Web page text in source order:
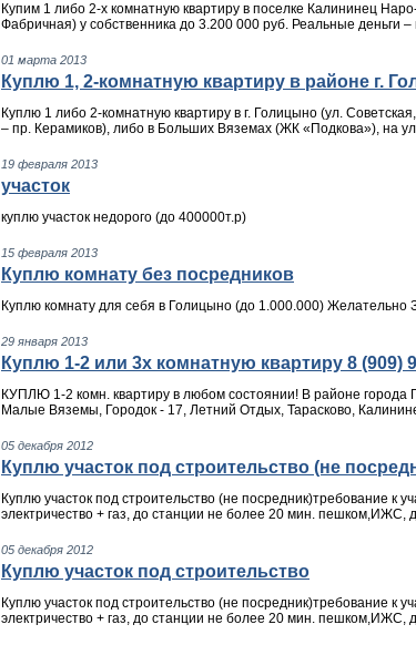
Купим 1 либо 2-х комнатную квартиру в поселке Калининец
Фабричная) у собственника до 3.200 000 руб. Реальные деньги
01 марта 2013
Куплю 1, 2-комнатную квартиру в районе г.
Куплю 1 либо 2-комнатную квартиру в г. Голицыно (ул.
– пр. Керамиков), либо в Больших Вяземах (ЖК «Подкова»), на
19 февраля 2013
участок
куплю участок недорого (до 400000т.р)
15 февраля 2013
Куплю комнату без посредников
Куплю комнату для себя в Голицыно (до 1.000.000) Желательно
29 января 2013
Куплю 1-2 или 3х комнатную квартиру 8 (909)
КУПЛЮ 1-2 комн. квартиру в любом состоянии! В районе
Малые Вяземы, Городок - 17, Летний Отдых, Тарасково,
05 декабря 2012
Куплю участок под строительство (не
Куплю участок под строительство (не посредник)требование к
электричество + газ, до станции не более 20 мин. пешком,ИЖС,
05 декабря 2012
Куплю участок под строительство
Куплю участок под строительство (не посредник)требование к
электричество + газ, до станции не более 20 мин. пешком,ИЖС,